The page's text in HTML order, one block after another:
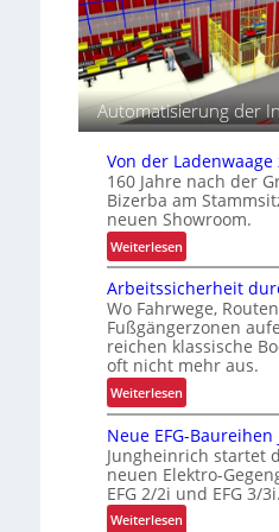
ö
f
e
z
i
s
o
n
m
i
n
n
e
r
b
e
t
r
i
e
b
l
i
c
Automatisierung der
Von der Ladenwaage
160 Jahre nach der
Bizerba am
neuen Showroom.
Weiterlesen:
V
o
n
d
e
r
L
d
e
n
w
Arbeitssicherheit
Wo Fahrwege,
Fußgängerzonen
reichen klassische
oft nicht mehr aus.
Weiterlesen:
A
r
b
e
i
t
Neue EFG-
Jungheinrich startet
neuen Elektro-
EFG 2/2i und EFG 3/3i.
Weiterlesen: